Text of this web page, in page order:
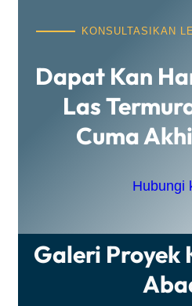
KONSULTASIKAN
Dapat Kan
Las
Cuma
Hubungi
Galeri Proyek